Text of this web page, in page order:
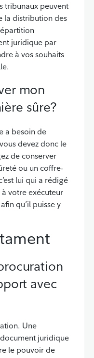
tribunaux peuvent
la distribution des
juridique par
à vos souhaits
mon
sûre?
a besoin de
devez donc le
de conserver
ou un coffre-
lui qui a rédigé
votre exécuteur
qu’il puisse y
avec
Une
juridique
le pouvoir de